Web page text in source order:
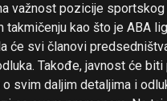
važnost pozicije
takmičenju kao što je ABA
će svi članovi
Takođe, javnost će
svim daljim detaljima i